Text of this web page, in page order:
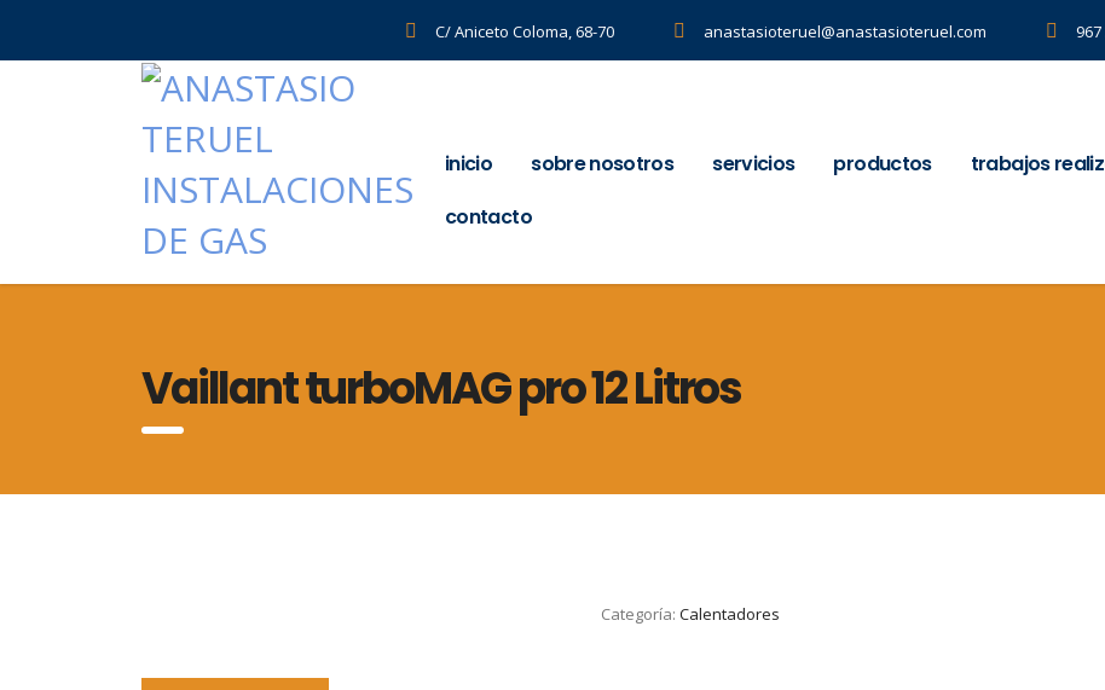
C/ Aniceto Coloma, 68-70 anastasioteruel@anastasioteruel.com 967
inicio sobre nosotros servicios productos trabajos
contacto
Vaillant turboMAG pro 12 Litros
Categoría: Calentadores